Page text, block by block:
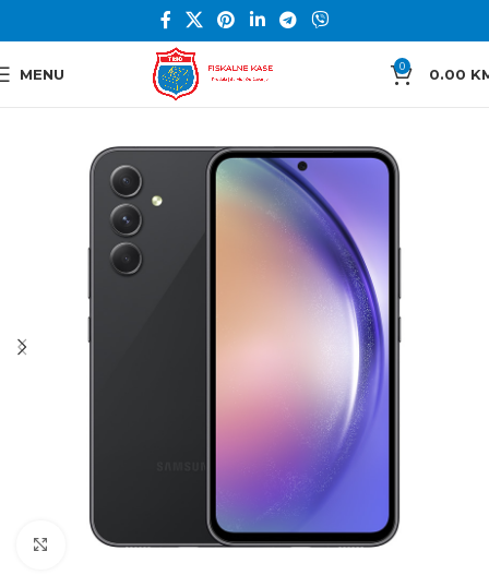
MENU 0 0.00
Click to enlarge